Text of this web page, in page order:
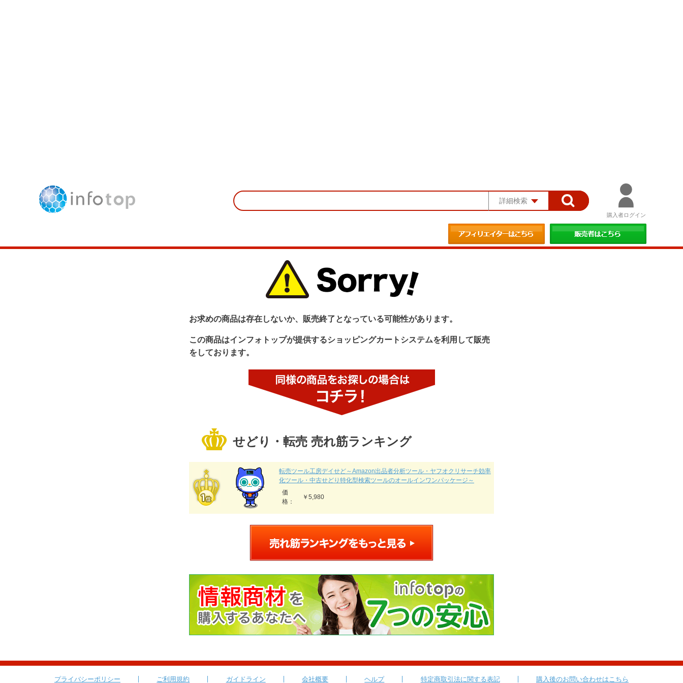
詳細検索
購入者ログイン
お求めの商品は存在しないか、販売終了となっている可能性があります。
この商品はインフォトップが提供するショッピングカートシステムを利用して販売
をしております。
せどり・転売 売れ筋ランキング
転売ツール工房デイせど～Amazon出品者分析ツール・ヤフオクリサーチ効率
化ツール・中古せどり特化型検索ツールのオールインワンパッケージ～
価
格：
￥5,980
プライバシーポリシー ご利用規約 ガイドライン 会社概要 ヘルプ 特定商取引法に関する表記 購入後のお問い合わせはこちら